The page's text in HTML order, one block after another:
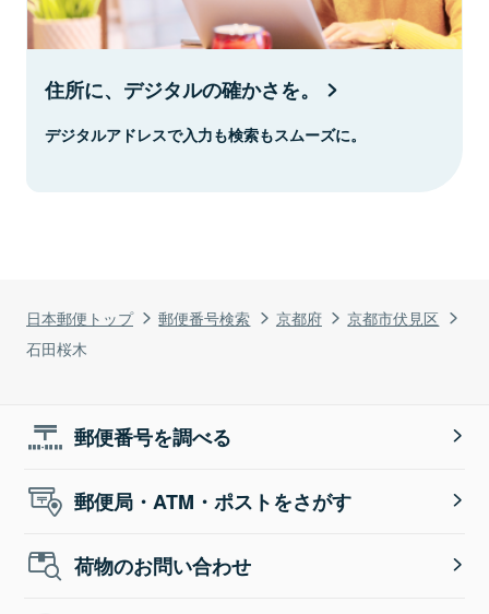
日本郵便トップ 郵便番号検索 京都府
京都市伏見区
石田桜木
住所に、デジタルの確かさを。
デジタルアドレスで入力も検索もスムーズに。
郵便番号を調べる
郵便局・ATM・ポストをさがす
荷物のお問い合わせ